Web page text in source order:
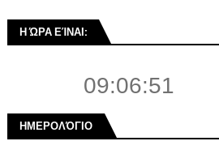
Η ΏΡΑ ΕΊΝΑΙ:
09:06:52
ΗΜΕΡΟΛΌΓΙΟ